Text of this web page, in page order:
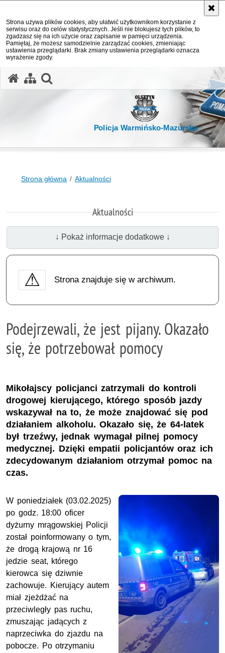
Strona używa plików cookies, aby ułatwić użytkownikom korzystanie z
serwisu oraz do celów statystycznych. Jeśli nie blokujesz tych plików, to
zgadzasz się na ich użycie oraz zapisanie w pamięci urządzenia.
Pamiętaj, że możesz samodzielnie zarządzać cookies, zmieniając
ustawienia przeglądarki. Brak zmiany ustawienia przeglądarki oznacza
wyrażenie zgody.
Policja Warmińsko-Mazurska
Strona główna Aktualności
Aktualności
↓ Pokaż informacje dodatkowe ↓
Strona znajduje się w archiwum.
Podejrzewali, że jest pijany. Okazało
się, że potrzebował pomocy
Mikołajscy policjanci zatrzymali do kontroli
drogowej kierującego, którego sposób jazdy
wskazywał na to, że może znajdować się pod
działaniem alkoholu. Okazało się, że 64-latek
był trzeźwy, jednak wymagał pilnej pomocy
medycznej. Dzięki empatii policjantów oraz ich
zdecydowanym działaniom otrzymał pomoc na
czas.
W poniedziałek (03.02.2025)
po godz. 18:00 oficer
dyżurny mrągowskiej Policji
został poinformowany o tym,
że drogą krajową nr 16
jedzie seat, którego
kierowca się dziwnie
zachowuje. Kierujący autem
miał zjeżdżać na
przeciwległy pas ruchu,
zmuszając jadących z
naprzeciwka do zjazdu na
pobocze. Po otrzymaniu